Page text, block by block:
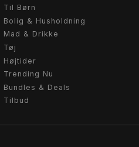
Til Børn
Bolig & Husholdning
Mad & Drikke
Tøj
Højtider
Trending Nu
Bundles & Deals
Tilbud